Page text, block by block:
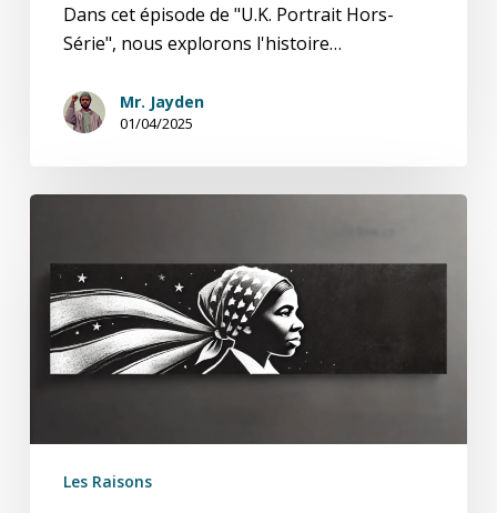
Dans cet épisode de "U.K. Portrait Hors-
Série", nous explorons l'histoire…
Mr. Jayden
01/04/2025
Harriet
Tubman
L’Inébranlable
vers
Les Raisons